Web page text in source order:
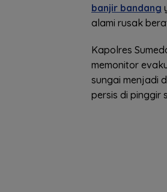
banjir bandang
alami rusak
Kapolres
memonitor
sungai menjadi
persis di pinggir